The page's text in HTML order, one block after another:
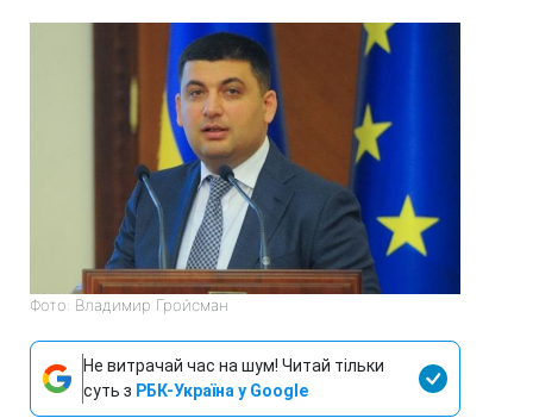
Фото: Владимир Гройсман
Не витрачай час на шум! Читай тільки
суть з РБК-Україна у Google